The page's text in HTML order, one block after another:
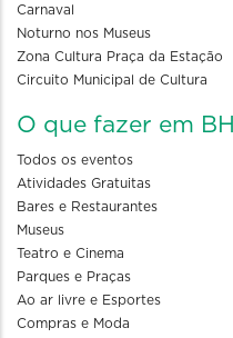
Carnaval
Noturno nos Museus
Zona Cultura Praça da Estação
Circuito Municipal de Cultura
O que fazer em BH
Todos os eventos
Atividades Gratuitas
Bares e Restaurantes
Museus
Teatro e Cinema
Parques e Praças
Ao ar livre e Esportes
Compras e Moda